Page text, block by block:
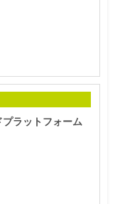
プラットフォーム